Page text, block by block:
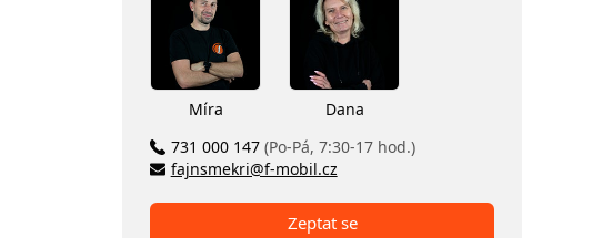
Míra
Dana
731 000 147 (Po-Pá, 7:30-17 hod.)
fajnsmekri@f-mobil.cz
Zeptat se